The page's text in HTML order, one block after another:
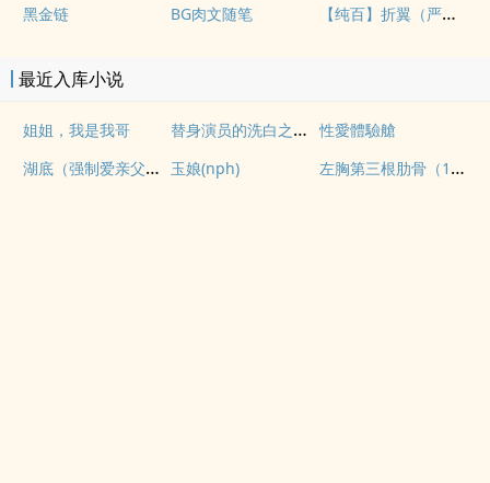
黑金链
BG肉文随笔 【纯百】折翼（严厉上司是小鸟）
最近入库小说
姐姐，我是我哥 替身演员的洗白之路(nph) 性愛體驗艙
湖底（强制爱亲父女） 玉娘(nph) 左胸第三根肋骨（1v1伪骨性虐强制）